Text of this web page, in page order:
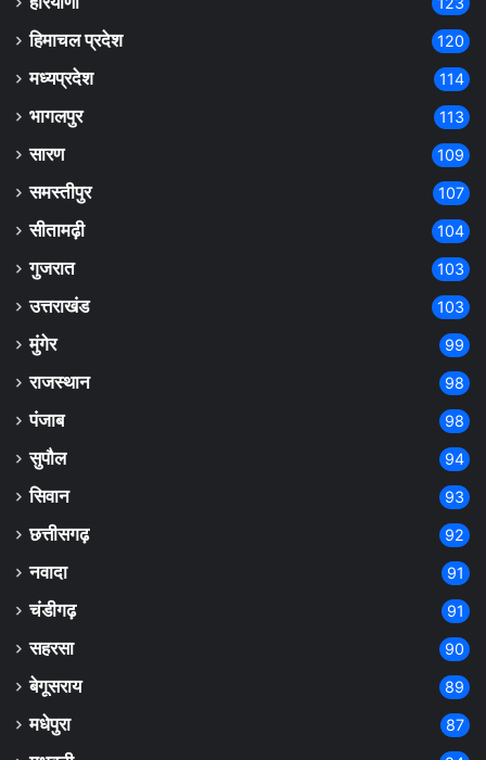
हिमाचल प्रदेश 120
मध्यप्रदेश 114
भागलपुर 113
सारण 109
समस्तीपुर 107
सीतामढ़ी 104
गुजरात 103
उत्तराखंड 103
मुंगेर 99
राजस्थान 98
पंजाब 98
सुपौल 94
सिवान 93
छत्तीसगढ़ 92
नवादा 91
चंडीगढ़ 91
सहरसा 90
बेगूसराय 89
मधेपुरा 87